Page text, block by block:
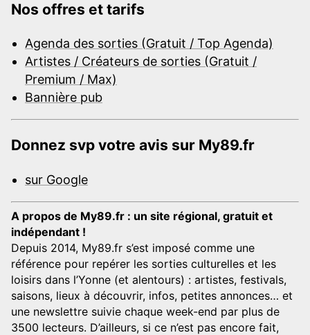
Nos offres et tarifs
Agenda des sorties (Gratuit / Top Agenda)
Artistes / Créateurs de sorties (Gratuit /
Premium / Max)
Bannière pub
Donnez svp votre avis sur My89.fr
sur Google
A propos de My89.fr : un site régional, gratuit et
indépendant !
Depuis 2014, My89.fr s’est imposé comme une
référence pour repérer les sorties culturelles et les
loisirs dans l’Yonne (et alentours) : artistes, festivals,
saisons, lieux à découvrir, infos, petites annonces… et
une newslettre suivie chaque week-end par plus de
3500 lecteurs. D’ailleurs, si ce n’est pas encore fait,